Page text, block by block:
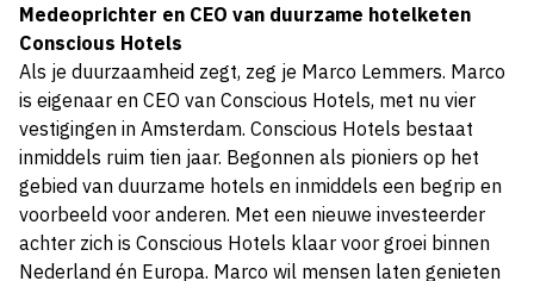
Medeoprichter en CEO van duurzame hotelketen
Conscious Hotels
Als je duurzaamheid zegt, zeg je Marco Lemmers. Marco
is eigenaar en CEO van Conscious Hotels, met nu vier
vestigingen in Amsterdam. Conscious Hotels bestaat
inmiddels ruim tien jaar. Begonnen als pioniers op het
gebied van duurzame hotels en inmiddels een begrip en
voorbeeld voor anderen. Met een nieuwe investeerder
achter zich is Conscious Hotels klaar voor groei binnen
Nederland én Europa. Marco wil mensen laten genieten